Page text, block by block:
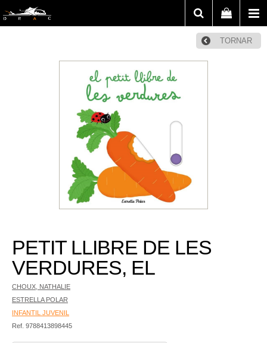
TORNAR
PETIT LLIBRE DE LES
VERDURES, EL
CHOUX, NATHALIE
ESTRELLA POLAR
INFANTIL JUVENIL
Ref. 9788413898445